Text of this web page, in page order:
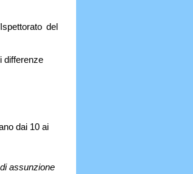
del
differenze
dai 10 ai
assunzione